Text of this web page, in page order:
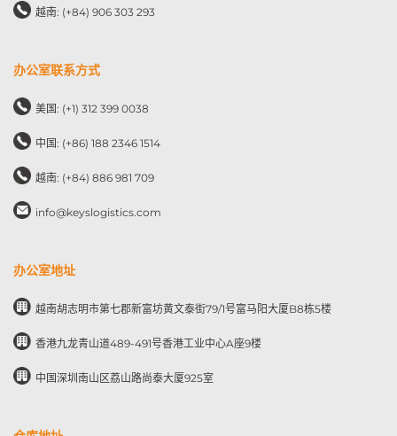
越南: (+84) 906 303 293
办公室联系方式
美国: (+1) 312 399 0038
中国: (+86) 188 2346 1514
越南: (+84) 886 981 709
info@keyslogistics.com
办公室地址
越南胡志明市第七郡新富坊黄文泰街79/1号富马阳大厦B8栋5楼
香港九龙青山道489-491号香港工业中心A座9楼
中国深圳南山区荔山路尚泰大厦925室